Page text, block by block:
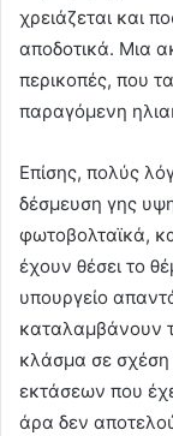
χρειάζεται και
αποδοτικά. Μια
περικοπές, που
παραγόμενη
Επίσης, πολύς
δέσμευση γης
φωτοβολταϊκά,
έχουν θέσει το
υπουργείο
καταλαμβάνουν
κλάσμα σε σχέση
εκτάσεων που
άρα δεν